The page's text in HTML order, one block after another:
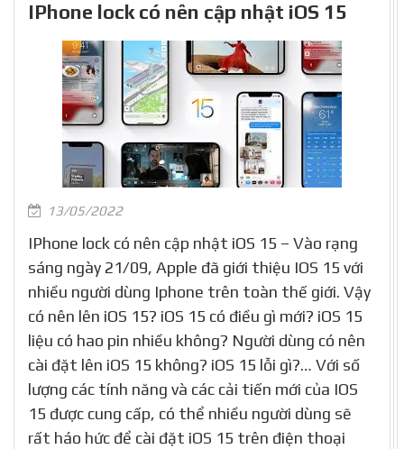
IPhone lock có nên cập nhật iOS 15
13/05/2022
IPhone lock có nên cập nhật iOS 15 – Vào rạng
sáng ngày 21/09, Apple đã giới thiệu IOS 15 với
nhiều người dùng Iphone trên toàn thế giới. Vậy
có nên lên iOS 15? iOS 15 có điều gì mới? iOS 15
liệu có hao pin nhiều không? Người dùng có nên
cài đặt lên iOS 15 không? iOS 15 lỗi gì?… Với số
lượng các tính năng và các cải tiến mới của IOS
15 được cung cấp, có thể nhiều người dùng sẽ
rất háo hức để cài đặt iOS 15 trên điện thoại